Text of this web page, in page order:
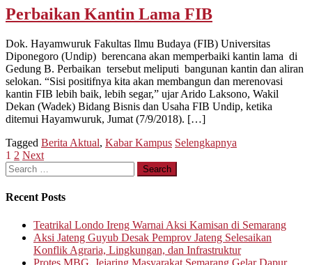
Perbaikan Kantin Lama FIB
Dok. Hayamwuruk Fakultas Ilmu Budaya (FIB) Universitas
Diponegoro (Undip) berencana akan memperbaiki kantin lama di
Gedung B. Perbaikan tersebut meliputi bangunan kantin dan aliran
selokan. “Sisi positifnya kita akan membangun dan merenovasi
kantin FIB lebih baik, lebih segar,” ujar Arido Laksono, Wakil
Dekan (Wadek) Bidang Bisnis dan Usaha FIB Undip, ketika
ditemui Hayamwuruk, Jumat (7/9/2018). […]
Tagged Berita Aktual, Kabar Kampus Selengkapnya
Posts
pagination
1 2 Next
Search
for:
Recent Posts
Teatrikal Londo Ireng Warnai Aksi Kamisan di Semarang
Aksi Jateng Guyub Desak Pemprov Jateng Selesaikan
Konflik Agraria, Lingkungan, dan Infrastruktur
Protes MBG, Jejaring Masyarakat Semarang Gelar Dapur